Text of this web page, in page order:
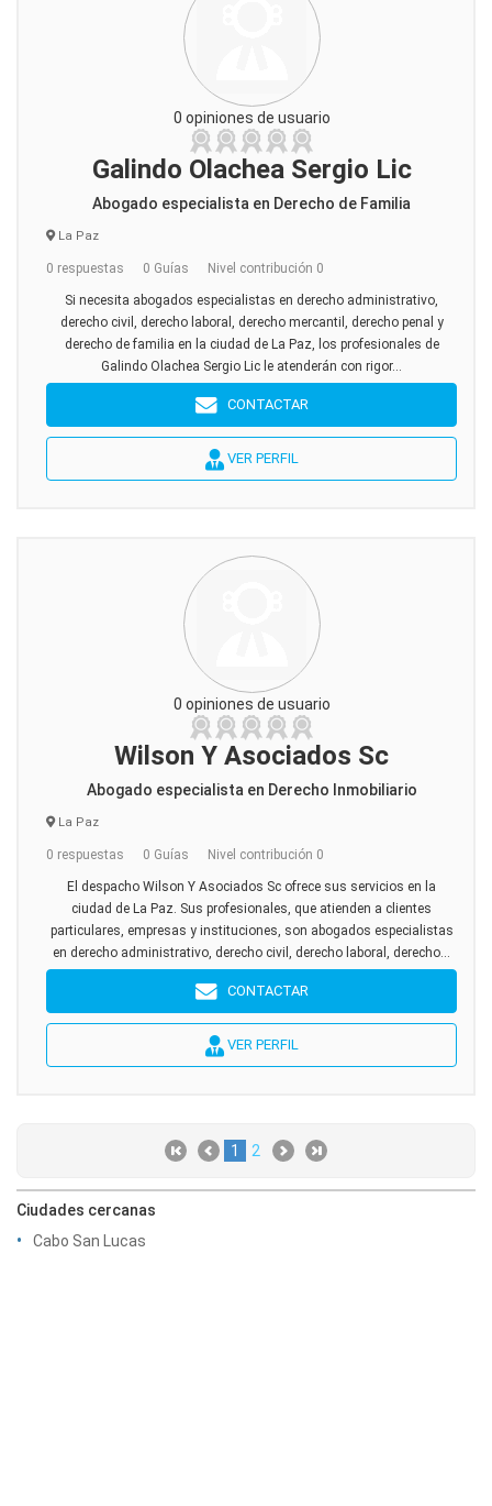
0 opiniones de usuario
Galindo Olachea Sergio Lic
Abogado especialista en Derecho de Familia
La Paz
0 respuestas 0 Guías Nivel contribución 0
Si necesita abogados especialistas en derecho administrativo,
derecho civil, derecho laboral, derecho mercantil, derecho penal y
derecho de familia en la ciudad de La Paz, los profesionales de
Galindo Olachea Sergio Lic le atenderán con rigor...
CONTACTAR
VER PERFIL
0 opiniones de usuario
Wilson Y Asociados Sc
Abogado especialista en Derecho Inmobiliario
La Paz
0 respuestas 0 Guías Nivel contribución 0
El despacho Wilson Y Asociados Sc ofrece sus servicios en la
ciudad de La Paz. Sus profesionales, que atienden a clientes
particulares, empresas y instituciones, son abogados especialistas
en derecho administrativo, derecho civil, derecho laboral, derecho...
CONTACTAR
VER PERFIL
1 2
Ciudades cercanas
Cabo San Lucas